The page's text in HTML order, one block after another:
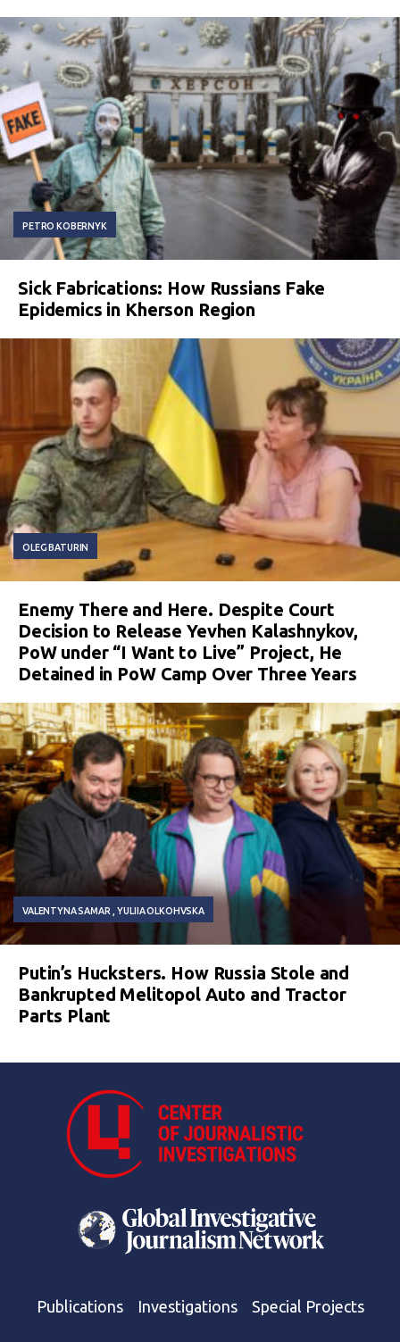
PETRO KOBERNYK
Sick Fabrications: How Russians Fake
Epidemics in Kherson Region
OLEG BATURIN
Enemy There and Here. Despite Court
Decision to Release Yevhen Kalashnykov,
PoW under “I Want to Live” Project, He
Detained in PoW Camp Over Three Years
VALENTYNA SAMAR YULIIA OLKOHVSKA
Putin’s Hucksters. How Russia Stole and
Bankrupted Melitopol Auto and Tractor
Parts Plant
Publications Investigations Special Projects